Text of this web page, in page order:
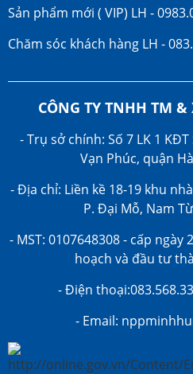
Sản phẩm mới ( VIP) LH -
Chăm sóc khách hàng LH -
CÔNG TY TNHH TM &
- Trụ sở chính: Số 7 LK 1
Vạn Phúc, quận
- Địa chỉ: Liền kề 18-19 khu
P. Đại Mỗ, Nam
- MST: 0107648308 - cấp ngày
hoạch và đầu tư
- Điện
- Email: